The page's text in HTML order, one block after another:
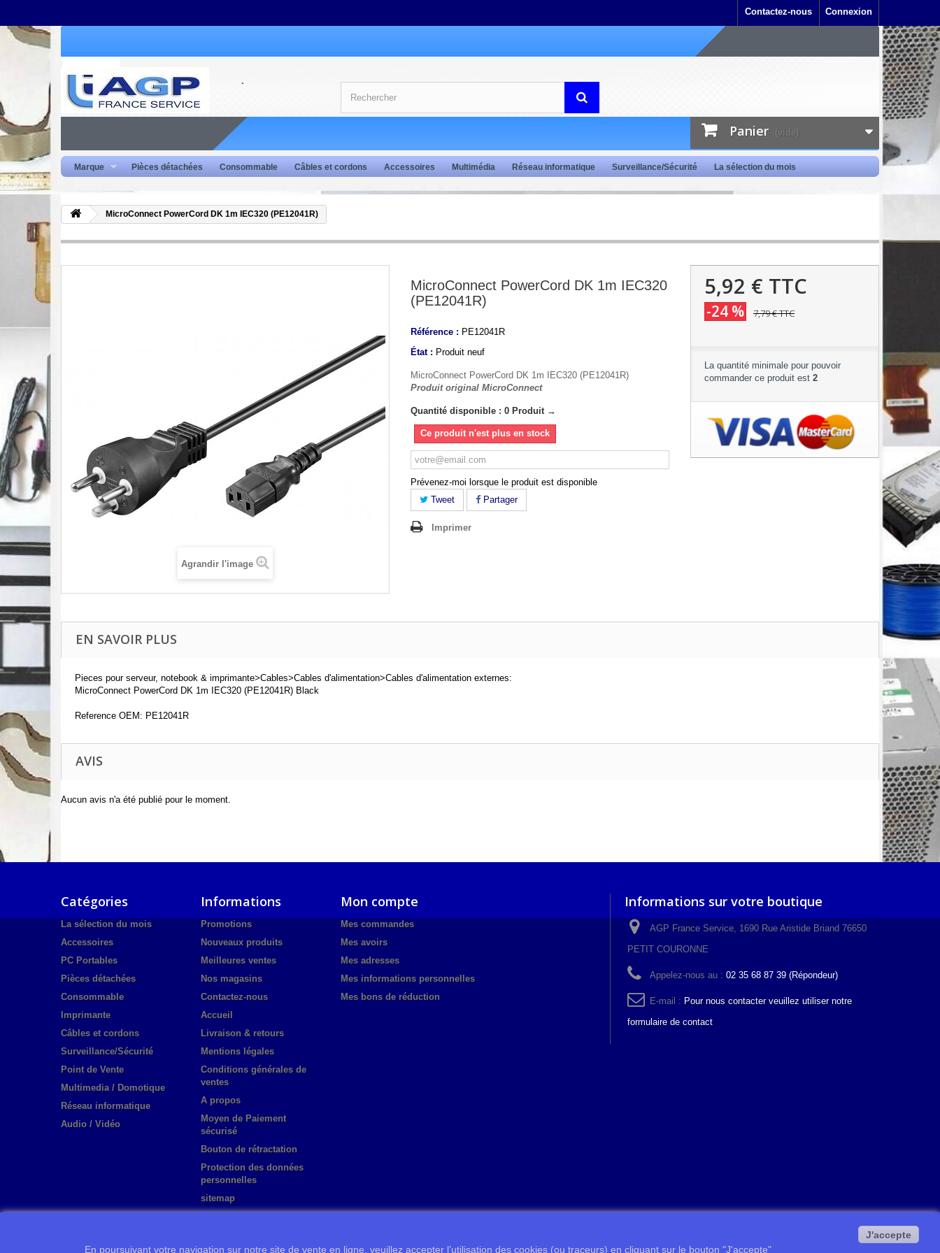
Connexion
Contactez-nous
Panier (vide)
Marque Pièces détachées Consommable Câbles et cordons Accessoires Multimédia Réseau informatique Surveillance/Sécurité La sélection du mois
MicroConnect PowerCord DK 1m IEC320 (PE12041R)
Agrandir l'image
MicroConnect PowerCord DK 1m IEC320
(PE12041R)
Référence : PE12041R
État : Produit neuf
MicroConnect PowerCord DK 1m IEC320 (PE12041R)
Produit original MicroConnect
Quantité disponible : 0 Produit →
Ce produit n'est plus en stock
Prévenez-moi lorsque le produit est disponible
Tweet
Partager
Imprimer
5,92 € TTC
-24 % 7,79 €TTC
La quantité minimale pour pouvoir
commander ce produit est 2
EN SAVOIR PLUS
Pieces pour serveur, notebook & imprimante>Cables>Cables d'alimentation>Cables d'alimentation externes:
MicroConnect PowerCord DK 1m IEC320 (PE12041R) Black
Reference OEM: PE12041R
AVIS
Aucun avis n'a été publié pour le moment.
Catégories
La sélection du mois
Accessoires
PC Portables
Pièces détachées
Consommable
Imprimante
Câbles et cordons
Surveillance/Sécurité
Point de Vente
Multimedia / Domotique
Réseau informatique
Audio / Vidéo
Informations
Promotions
Nouveaux produits
Meilleures ventes
Nos magasins
Contactez-nous
Accueil
Livraison & retours
Mentions légales
Conditions générales de
ventes
A propos
Moyen de Paiement
sécurisé
Bouton de rétractation
Protection des données
personnelles
sitemap
Mon compte
Mes commandes
Mes avoirs
Mes adresses
Mes informations personnelles
Mes bons de réduction
Informations sur votre boutique
AGP France Service, 1690 Rue Aristide Briand 76650
PETIT COURONNE
Appelez-nous au : 02 35 68 87 39 (Répondeur)
E-mail : Pour nous contacter veuillez utiliser notre
formulaire de contact
En poursuivant votre navigation sur notre site de vente en ligne, veuillez accepter l’utilisation des cookies (ou traceurs) en cliquant sur le bouton "J'accepte"
J'accepte